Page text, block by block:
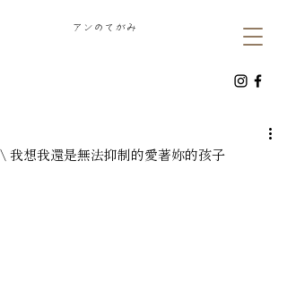
​アンのてがみ
\ 我想我還是無法抑制的愛著妳的孩子